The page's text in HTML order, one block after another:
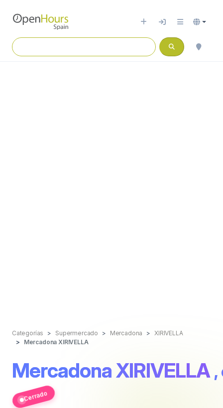
Categorías Supermercado Mercadona
XIRIVELLA
Mercadona XIRIVELLA
Mercadona XIRIVELLA ,
Cerrado